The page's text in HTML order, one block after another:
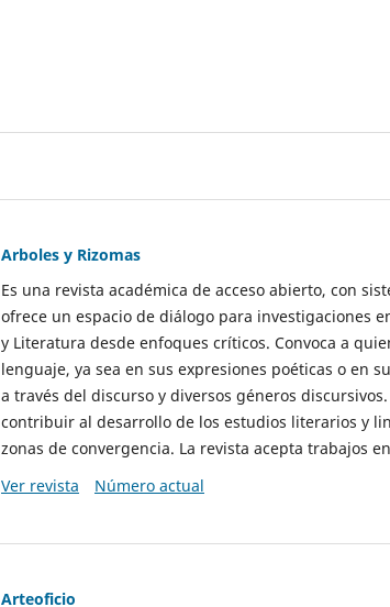
Arboles y Rizomas
Es una revista académica de acceso abierto, con
ofrece un espacio de diálogo para investigaciones
y Literatura desde enfoques críticos. Convoca a
lenguaje, ya sea en sus expresiones poéticas o en
a través del discurso y diversos géneros
contribuir al desarrollo de los estudios literarios y
zonas de convergencia. La revista acepta trabajos
Ver revista
Número actual
Arteoficio